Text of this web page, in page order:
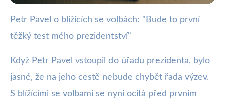
webya.cz
Petr Pavel před Volbami: První
Velký Test Mí Prezidentství
11. 6. 2025 · 3 min čtení · Autor: Barbora Černá
Petr Pavel o blížících se volbách: "Bude to první
těžký test mého prezidentství"
Když Petr Pavel vstoupil do úřadu prezidenta, bylo
jasné, že na jeho cestě nebude chybět řada výzev.
S blížícími se volbami se nyní ocitá před prvním